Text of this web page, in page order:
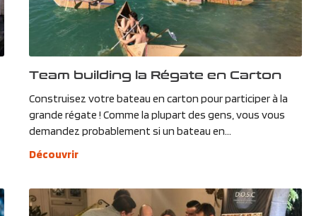
Team building la Régate en Carton
Construisez votre bateau en carton pour participer à la
grande régate ! Comme la plupart des gens, vous vous
demandez probablement si un bateau en...
Découvrir